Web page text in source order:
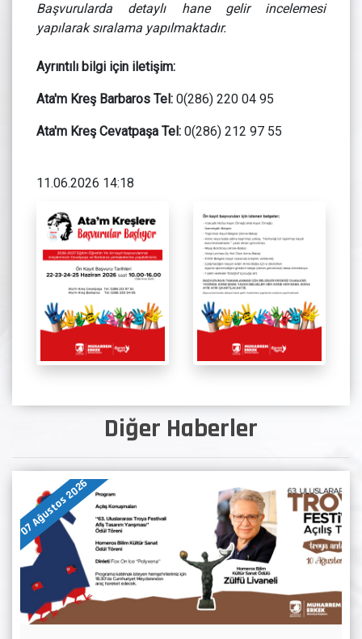
Diğer Haberler
07 Ağustos 2026
Başvurularda detaylı hane gelir incelemesi
yapılarak sıralama yapılmaktadır.
Ayrıntılı bilgi için iletişim:
Ata'm Kreş Barbaros Tel: 0(286) 220 04 95
Ata'm Kreş Cevatpaşa Tel: 0(286) 212 97 55
11.06.2026 14:18